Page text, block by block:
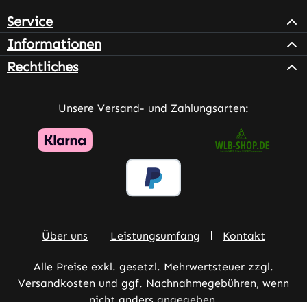
Service
Informationen
Rechtliches
Unsere Versand- und Zahlungsarten:
Über uns Leistungsumfang Kontakt
Alle Preise exkl. gesetzl. Mehrwertsteuer zzgl.
Versandkosten und ggf. Nachnahmegebühren, wenn